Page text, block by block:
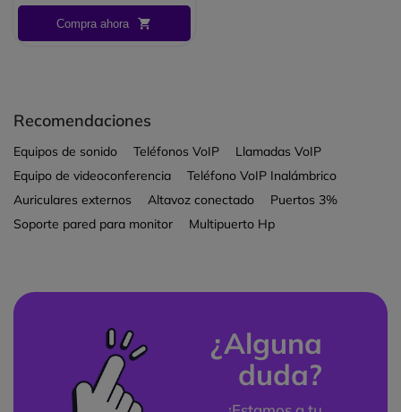
compatible con alimentación a
través de este puerto (Po.
Compra ahora
Recomendaciones
Equipos de sonido Teléfonos VoIP
Llamadas VoIP
Equipo de videoconferencia
Teléfono VoIP Inalámbrico
Auriculares externos
Altavoz conectado
Puertos 3%
Soporte pared para monitor
Multipuerto Hp
¿Alguna
duda?